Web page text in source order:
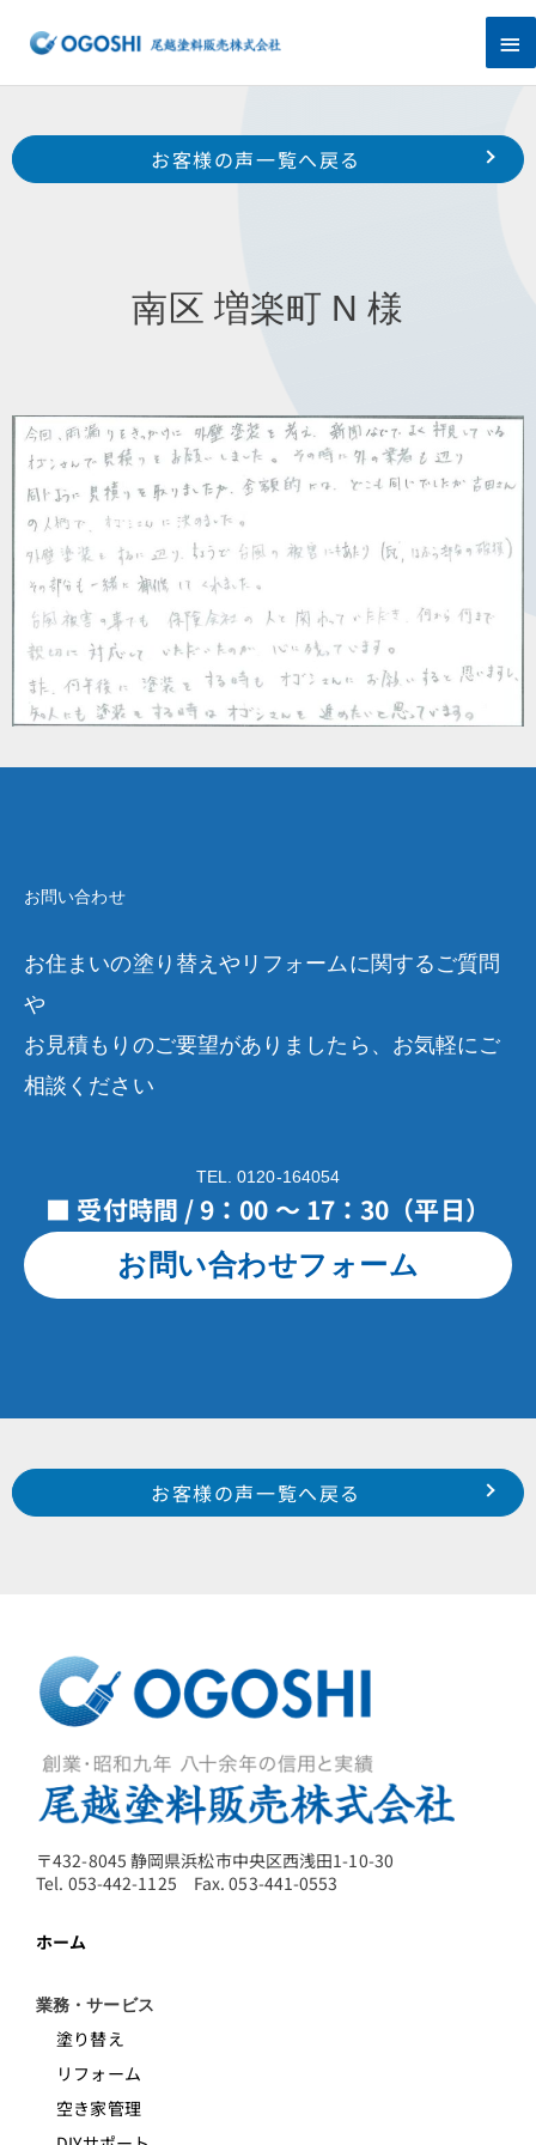
ス
プ
メ
イ
ン
メ
Prev
中区 中田町 H様
南区 芳川町 某店舗 様
お客様の声一覧へ戻る
南区 増楽町 N 様
お問い合わせ
お住まいの塗り替えやリフォームに関するご質問
や
お見積もりのご要望がありましたら、お気軽にご
相談ください
TEL. 0120-164054
■ 受付時間 / 9：00 ～ 17：30（平日）
お問い合わせフォーム
Prev
中区 中田町 H様
南区 芳川町 某店舗 様
お客様の声一覧へ戻る
〒432-8045 静岡県浜松市中央区西浅田1-10-30
Tel. 053-442-1125 Fax. 053-441-0553
ホーム
業務・サービス
塗り替え
リフォーム
空き家管理